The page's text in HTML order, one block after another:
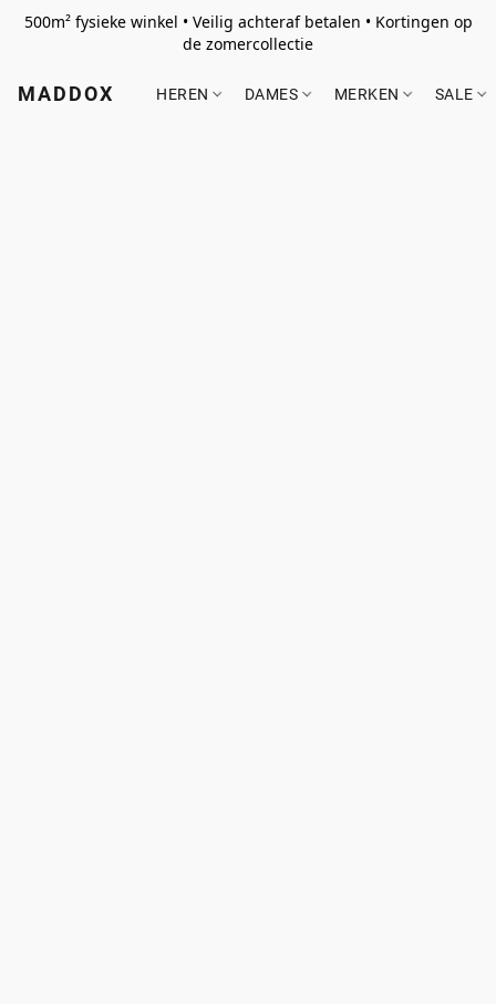
500m² fysieke winkel • Veilig achteraf betalen • Kortingen op
de zomercollectie
MADDOX HEREN DAMES MERKEN SALE